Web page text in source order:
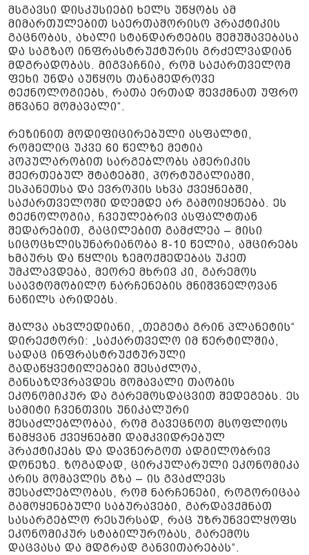
მსგავსი დისკუსიები ხელს უწყობს ამ
მიმართულებით საერთაშორისო პრაქტიკის
გაცნობას, ახალი სტანდარტების შემუშავებასა
და საგზაო ინფრასტრუქტურის გრძელვადიან
მდგრადობას. მიგვაჩნია, რომ საქართველომ
ფეხი უნდა აუწყოს თანამედროვე
ტექნოლოგიებს, რათა ერთად შევქმნათ უფრო
მწვანე მომავალი“.
რეზინით მოდიფიცირებული ასფალტი,
რომელიც უკვე 60 წელზე მეტია
პოპულარობით სარგებლობს ამერიკის
შეერთებულ შტატებში, პორტუგალიაში,
ესპანეთსა და ევროპის სხვა ქვეყნებში,
საქართველოში დღემდე არ გამოიყენება. ეს
ტექნოლოგია, ჩვეულებრივ ასფალტთან
შედარებით, გაცილებით გამძლეა – მისი
სიცოცხლისუნარიანობა 8-10 წელია, ამცირებს
ხმაურს და წყლის ზემოქმედებას უკეთ
უმკლავდება, მეორე მხრივ კი, გარემოს
საავტომობილო ნარჩენების მნიშვნელოვან
ნაწილს არიდებს.
შალვა ახვლედიანი, „თეგეტა გრინ პლანეტის“
დირექტორი: „საქართველო იმ წერტილშია,
სადაც ინფრასტრუქტურული
გადაწყვეტილებები შესაძლოა,
განსაზღვრავდეს მომავალი თაობის
ეკონომიკურ და გარემოსდაცვით შედეგებს. ეს
სამიტი ჩვენთვის უნიკალური
შესაძლებლობაა, რომ გავეცნოთ მსოფლიოს
წამყვან ქვეყნებში დამკვიდრებულ
პრაქტიკებს და დავნერგოთ ადგილობრივ
დონეზე. ზოგადად, ცირკულარული ეკონომიკა
არის მომავლის გზა – ის გვაძლევს
შესაძლებლობას, რომ ნარჩენები, როგორიცაა
გამოყენებული საბურავები, გარდავქმნათ
სასარგებლო რესურსად, რაც უზრუნველყოფს
ეკონომიკურ სტაბილურობას, გარემოს
დაცვასა და მდგრად განვითარებას“.